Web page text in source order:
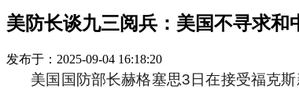
美防长谈九三阅兵：美国不寻求和
发布于：2025-09-04 16:18:20
美国国防部长赫格塞思3日在接受福克斯